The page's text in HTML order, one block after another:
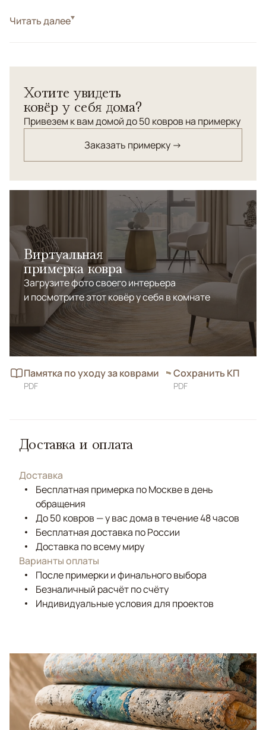
СтильКлассические
Читать далее
Хотите увидеть
ковёр у себя дома?
Привезем к вам домой до 50 ковров на примерку
Заказать примерку →
Виртуальная
примерка ковра
Загрузите фото своего интерьера
и посмотрите этот ковёр у себя в комнате
Памятка по уходу за коврами
PDF
Сохранить КП
PDF
Доставка и оплата
Доставка
Бесплатная примерка по Москве в день
обращения
До 50 ковров — у вас дома в течение 48 часов
Бесплатная доставка по России
Доставка по всему миру
Варианты оплаты
После примерки и финального выбора
Безналичный расчёт по счёту
Индивидуальные условия для проектов